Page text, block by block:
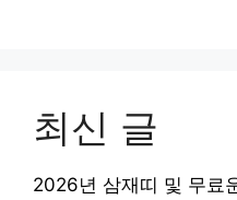
최신 글
2026년 삼재띠 및 무료